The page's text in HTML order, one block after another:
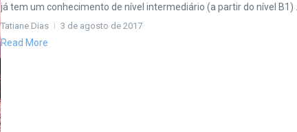
já tem um conhecimento de nível intermediário (a partir do nível B1) ...
Tatiane Dias 3 de agosto de 2017
Read More